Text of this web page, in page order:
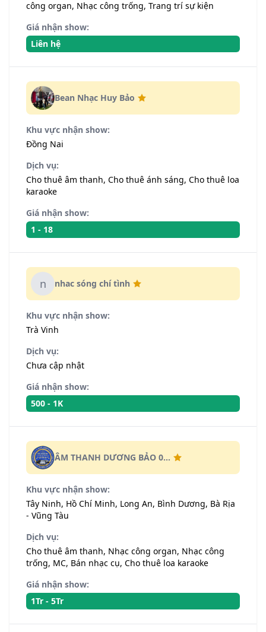
công organ, Nhạc công trống, Trang trí sự kiện
Giá nhận show:
Liên hệ
Bean Nhạc Huy Bảo
Khu vực nhận show:
Đồng Nai
Dịch vụ:
Cho thuê âm thanh, Cho thuê ánh sáng, Cho thuê loa
karaoke
Giá nhận show:
1 - 18
n nhac sóng chí tình
Khu vực nhận show:
Trà Vinh
Dịch vụ:
Chưa cập nhật
Giá nhận show:
500 - 1K
ÂM THANH DƯƠNG BẢO 0...
Khu vực nhận show:
Tây Ninh, Hồ Chí Minh, Long An, Bình Dương, Bà Rịa
- Vũng Tàu
Dịch vụ:
Cho thuê âm thanh, Nhạc công organ, Nhạc công
trống, MC, Bán nhạc cụ, Cho thuê loa karaoke
Giá nhận show:
1Tr - 5Tr